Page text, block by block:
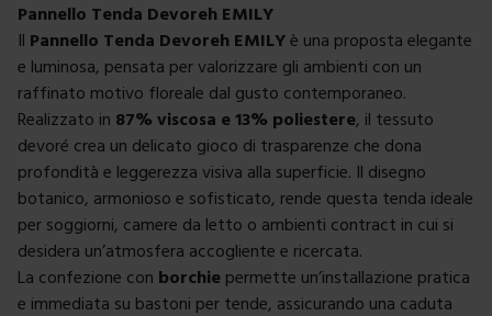
Pannello Tenda Devoreh EMILY
Il Pannello Tenda Devoreh EMILYè una proposta elegante
e luminosa, pensata per valorizzare gli ambienti con un
raffinato motivo floreale dal gusto contemporaneo.
Realizzato in 87% viscosa e 13% poliestere, il tessuto
devoré crea un delicato gioco di trasparenze che dona
profondità e leggerezza visiva alla superficie. Il disegno
botanico, armonioso e sofisticato, rende questa tenda ideale
per soggiorni, camere da letto o ambienti contract in cui si
desidera un’atmosfera accogliente e ricercata.
La confezione con borchie permette un’installazione pratica
e immediata su bastoni per tende, assicurando una caduta